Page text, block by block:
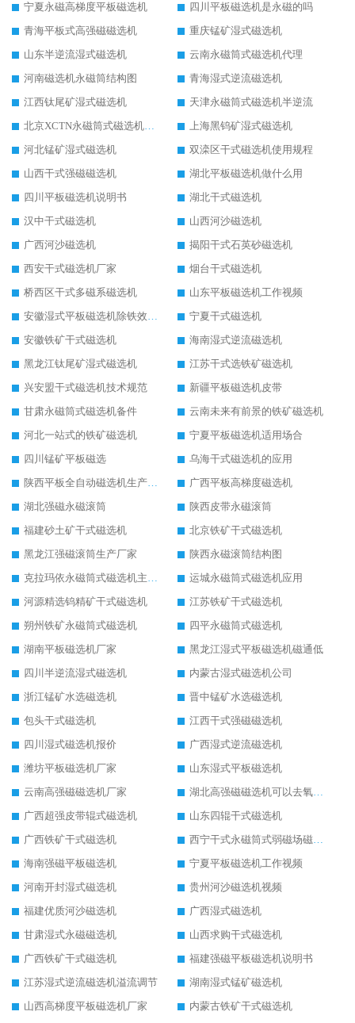
宁夏永磁高梯度平板磁选机
四川平板磁选机是永磁的吗
青海平板式高强磁磁选机
重庆锰矿湿式磁选机
山东半逆流湿式磁选机
云南永磁筒式磁选机代理
河南磁选机永磁筒结构图
青海湿式逆流磁选机
江西钛尾矿湿式磁选机
天津永磁筒式磁选机半逆流
北京XCTN永磁筒式磁选机磁块位置
上海黑钨矿湿式磁选机
河北锰矿湿式磁选机
双滦区干式磁选机使用规程
山西干式强磁磁选机
湖北平板磁选机做什么用
四川平板磁选机说明书
湖北干式磁选机
汉中干式磁选机
山西河沙磁选机
广西河沙磁选机
揭阳干式石英砂磁选机
西安干式磁选机厂家
烟台干式磁选机
桥西区干式多磁系磁选机
山东平板磁选机工作视频
安徽湿式平板磁选机除铁效果怎么样
宁夏干式磁选机
安徽铁矿干式磁选机
海南湿式逆流磁选机
黑龙江钛尾矿湿式磁选机
江苏干式选铁矿磁选机
兴安盟干式磁选机技术规范
新疆平板磁选机皮带
甘肃永磁筒式磁选机备件
云南未来有前景的铁矿磁选机
河北一站式的铁矿磁选机
宁夏平板磁选机适用场合
四川锰矿平板磁选
乌海干式磁选机的应用
陕西平板全自动磁选机生产厂家
广西平板高梯度磁选机
湖北强磁永磁滚筒
陕西皮带永磁滚筒
福建砂土矿干式磁选机
北京铁矿干式磁选机
黑龙江强磁滚筒生产厂家
陕西永磁滚筒结构图
克拉玛依永磁筒式磁选机主要技术参数
运城永磁筒式磁选机应用
河源精选钨精矿干式磁选机
江苏铁矿干式磁选机
朔州铁矿永磁筒式磁选机
四平永磁筒式磁选机
湖南平板磁选机厂家
黑龙江湿式平板磁选机磁通低
四川半逆流湿式磁选机
内蒙古湿式磁选机公司
浙江锰矿水选磁选机
晋中锰矿水选磁选机
包头干式磁选机
江西干式强磁磁选机
四川湿式磁选机报价
广西湿式逆流磁选机
潍坊平板磁选机厂家
山东湿式平板磁选机
云南高强磁磁选机厂家
湖北高强磁磁选机可以去氧化铝
广西超强皮带辊式磁选机
山东四辊干式磁选机
广西铁矿干式磁选机
西宁干式永磁筒式弱磁场磁选机结构图
海南强磁平板磁选机
宁夏平板磁选机工作视频
河南开封湿式磁选机
贵州河沙磁选机视频
福建优质河沙磁选机
广西湿式磁选机
甘肃湿式永磁磁选机
山西求购干式磁选机
广西铁矿干式磁选机
福建强磁平板磁选机说明书
江苏湿式逆流磁选机溢流调节
湖南湿式锰矿磁选机
山西高梯度平板磁选机厂家
内蒙古铁矿干式磁选机